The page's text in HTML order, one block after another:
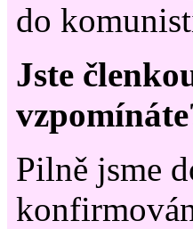
do
Jste
Pilně jsme